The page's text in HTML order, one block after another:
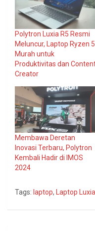
Polytron Luxia R5 Resmi
Meluncur, Laptop Ryzen 5
Murah untuk
Produktivitas dan
Creator
Membawa Deretan
Inovasi Terbaru, Polytron
Kembali Hadir di IMOS
2024
Tags: laptop, Laptop